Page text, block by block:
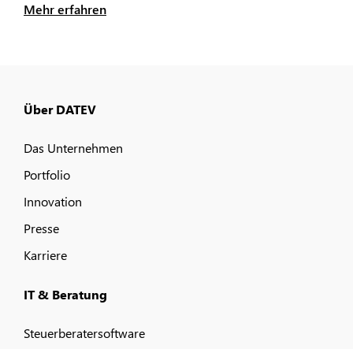
Mehr erfahren
Über DATEV
Das Unternehmen
Portfolio
Innovation
Presse
Karriere
IT & Beratung
Steuerberatersoftware